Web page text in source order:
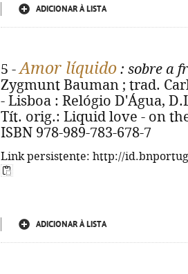
ADICIONAR À LISTA
5 -Amor líquido : sobre a
Zygmunt Bauman ; trad.
- Lisboa : Relógio D'Água,
Tít. orig.: Liquid love - on
ISBN 978-989-783-678-7
Link persistente: http://
ADICIONAR À LISTA